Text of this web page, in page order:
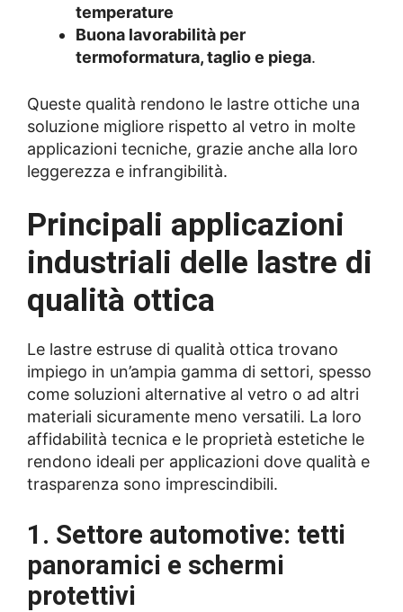
temperature
Buona lavorabilità per
termoformatura, taglio e piega.
Queste qualità rendono le lastre ottiche una
soluzione migliore rispetto al vetro in molte
applicazioni tecniche, grazie anche alla loro
leggerezza e infrangibilità.
Principali applicazioni
industriali delle lastre di
qualità ottica
Le lastre estruse di qualità ottica trovano
impiego in un’ampia gamma di settori, spesso
come soluzioni alternative al vetro o ad altri
materiali sicuramente meno versatili. La loro
affidabilità tecnica e le proprietà estetiche le
rendono ideali per applicazioni dove qualità e
trasparenza sono imprescindibili.
1. Settore automotive: tetti
panoramici e schermi
protettivi